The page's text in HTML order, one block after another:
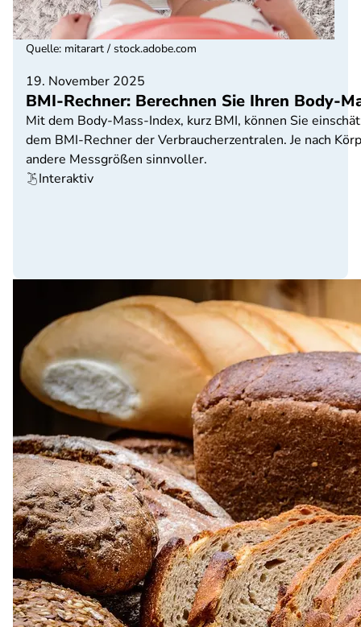
19. November 2025
BMI-Rechner: Berechnen Sie Ihren Body-
Mit dem Body-Mass-Index, kurz BMI, können Sie
dem BMI-Rechner der Verbraucherzentralen. Je nach
andere Messgrößen sinnvoller.
Interaktiv
Quelle: mitarart / stock.adobe.com